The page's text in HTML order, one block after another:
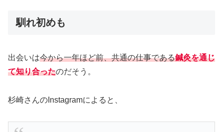
馴れ初めも
出会いは今から一年ほど前、共通の仕事である鍼灸を通じ
て知り合ったのだそう。
杉崎さんのInstagramによると、